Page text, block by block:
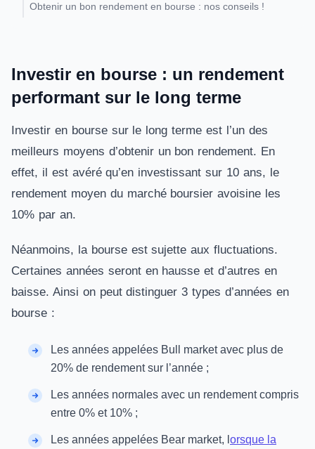
Obtenir un bon rendement en bourse : nos conseils !
Investir en bourse : un rendement
performant sur le long terme
Investir en bourse sur le long terme est l’un des
meilleurs moyens d’obtenir un bon rendement. En
effet, il est avéré qu’en investissant sur 10 ans, le
rendement moyen du marché boursier avoisine les
10% par an.
Néanmoins, la bourse est sujette aux fluctuations.
Certaines années seront en hausse et d’autres en
baisse. Ainsi on peut distinguer 3 types d’années en
bourse :
Les années appelées Bull market avec plus de
20% de rendement sur l’année ;
Les années normales avec un rendement compris
entre 0% et 10% ;
Les années appelées Bear market, l orsque la